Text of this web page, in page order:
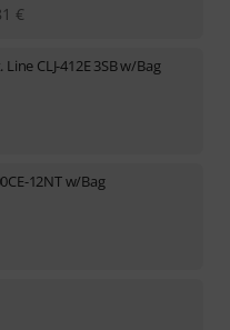
€
Line CLJ-412E 3SB w/Bag
12NT w/Bag